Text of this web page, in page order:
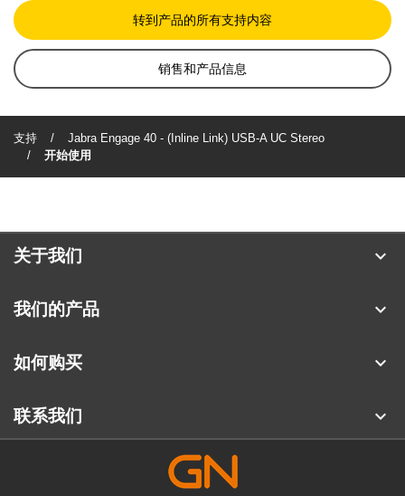
转到产品的所有支持内容
销售和产品信息
支持
Jabra Engage 40 - (Inline Link) USB-A UC Stereo
开始使用
expand_more
关于我们
关于 Jabra
可持续发展
新闻稿
阅读我们的博客
expand_more
我们的产品
会议摄像头
expand_more
如何购买
合作伙伴查找工具
expand_more
联系我们